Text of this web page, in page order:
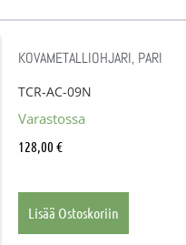
KOVAMETALLIOHJARI, PARI
TCR-AC-09N
Varastossa
128,00 €
Lisää Ostoskoriin